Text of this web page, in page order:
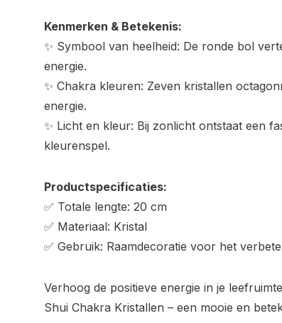
Kenmerken & Betekenis:
✨ Symbool van heelheid: De ronde bol
energie.
✨ Chakra kleuren: Zeven kristallen
energie.
✨ Licht en kleur: Bij zonlicht ontstaat een
kleurenspel.
Productspecificaties:
✅ Totale lengte: 20 cm
✅ Materiaal: Kristal
✅ Gebruik: Raamdecoratie voor het
Verhoog de positieve energie in je
Shui Chakra Kristallen – een mooie en